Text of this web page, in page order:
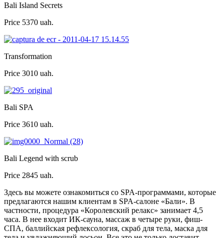
Bali Island Secrets
Price 5370 uah.
Transformation
Price 3010 uah.
Bali SPA
Price 3610 uah.
Bali Legend with scrub
Price 2845 uah.
Здесь вы можете ознакомиться со SPA-программами, которые
предлагаются нашим клиентам в SPA-салоне «Бали». В
частности, процедура «Королевский релакс» занимает 4,5
часа. В нее входит ИК-сауна, массаж в четыре руки, фиш-
СПА, баллийская рефлексология, скраб для тела, маска для